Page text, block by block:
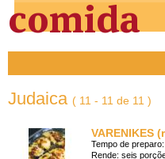
comida
Judaica ( 11 - 11 de 11 )
VARENIKES
Tempo de
Rende: seis